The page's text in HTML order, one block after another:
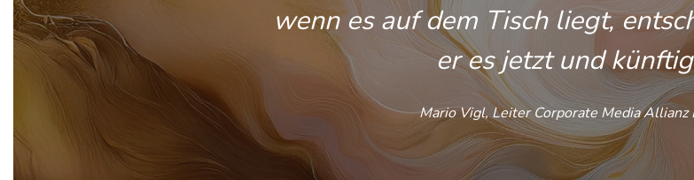
wenn es auf dem Tisch liegt,
er es jetzt und
Mario Vigl, Leiter Corporate Media Allianz